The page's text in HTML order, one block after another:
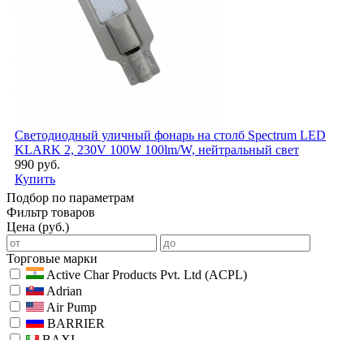
Светодиодный уличный фонарь на столб Spectrum LED
KLARK 2, 230V 100W 100lm/W, нейтральный свет
990 руб.
Купить
Подбор по параметрам
Фильтр товаров
Цена (руб.)
Торговые марки
Active Char Products Pvt. Ltd (ACPL)
Adrian
Air Pump
BARRIER